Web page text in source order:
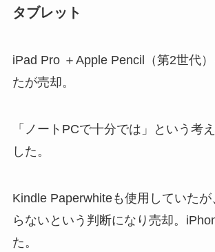
タブレット
iPad Pro ＋Apple Pencil（第2世代
たが売却。
「ノートPCで十分では」という考
した。
Kindle Paperwhiteも使用していた
らないという判断になり売却。
た。